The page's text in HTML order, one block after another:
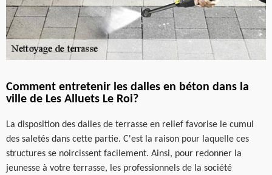
Comment entretenir les dalles en béton dans la
ville de Les Alluets Le Roi?
La disposition des dalles de terrasse en relief favorise le cumul
des saletés dans cette partie. C'est la raison pour laquelle ces
structures se noircissent facilement. Ainsi, pour redonner la
jeunesse à votre terrasse, les professionnels de la société